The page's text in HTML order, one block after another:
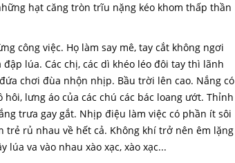
hạt căng tròn trĩu nặng kéo khom thấp thần
công việc. Họ làm say mê, tay cắt không ngơi
lúa. Các chị, các dì khéo léo đôi tay thì lãnh
chơi đùa nhộn nhịp. Bầu trời lên cao. Nắng có
lưng áo của các chú các bác loang ướt. Thỉnh
trưa gay gắt. Nhịp điệu làm việc có phần ít sôi
trẻ rủ nhau về hết cả. Không khí trở nên êm lặng
va vào nhau xào xạc, xào xạc...